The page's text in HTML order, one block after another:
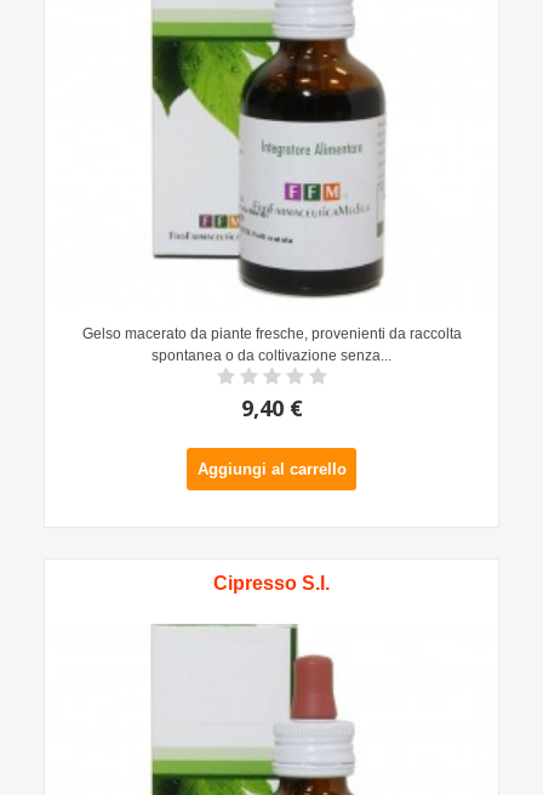
Gelso macerato da piante fresche, provenienti da raccolta
spontanea o da coltivazione senza...
9,40 €
Aggiungi al carrello
Cipresso S.I.